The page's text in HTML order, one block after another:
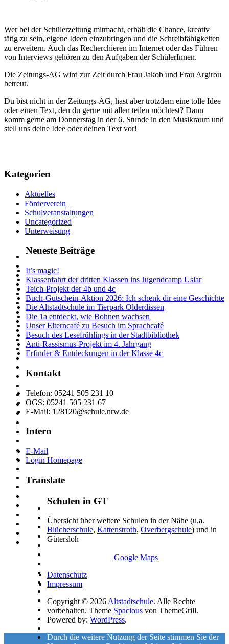
Wer bei der Schülerzeitung mitmacht, erhält die Chance, kreativ
tätig zu sein, eigene Ideen einzubringen und die Schreibfähigkeiten
zu erweitern. Auch das Recherchieren im Internet oder das Führen
von Interviews gehören zu den Aufgaben der SchülerInnen.
Die Zeitungs-AG wird zur Zeit durch Frau Jakob und Frau Argirou
betreut.
Du bist nicht in der Zeitungs-AG, hast aber trotzdem eine tolle Idee
oder einen Text, den du gerne mit allen teilen möchtest? Dann
komm gerne am Donnerstag in der 6. Stunde in den Musikraum und
stell uns deine Idee oder deinen Text vor!
Kategorien
Aktuelles
Förderverein
Schulveranstaltungen
Uncategorized
Unterweisung
Neueste Beiträge
It’s magic!
Klassenfahrt der dritten Klassen ins Jugendcamp Uslar
Teich-Projekt der 4b und 4c
Buch-Gutschein-Aktion 2026: Ich schenk dir eine Geschichte
Die Altstadtschule im Tierpark Olderdissen
Die 1a entdeckt, wie Bohnen wachsen
Unser Elterncafé zu Besuch im Sprachcafé
Besuch des Lesefrühlings in der Stadtbibliothek
Anti-Rassismus-Projekt im 4. Jahrgang
Erfinder & Entdeckungen in der Klasse 4c
Kontakt
Telefon: 05241 505 231 10
OGS: 05241 505 231 67
E-Mail: 128120@schule.nrw.de
Intern
E-Mail
Login Homepage
Translate
Schulen in GT
Übersicht über weitere Schulen in der Nähe (u.a.
Blücherschule, Kattenstroth, Overbergschule) und in
Gütersloh
Google Maps
Datenschutz
Impressum
Copyright © 2026 Altstadtschule. Alle Rechte
vorbehalten. Theme Spacious von ThemeGrill.
Powered by: WordPress.
Durch die weitere Nutzung der Seite stimmen Sie der